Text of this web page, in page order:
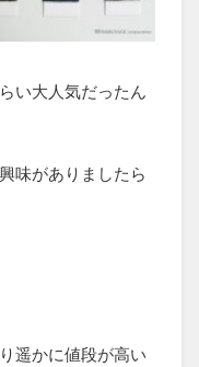
い大人気だったん
味がありましたら
遥かに値段が高い